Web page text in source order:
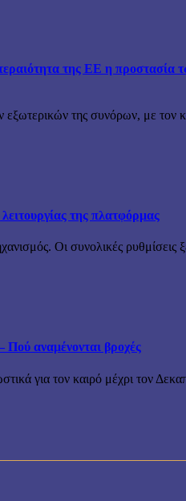
της ΕΕ η προστασία
της συνόρων, με τον
της πλατφόρμας
Οι συνολικές ρυθμίσεις
Πού αναμένονται βροχές
για τον καιρό μέχρι τον